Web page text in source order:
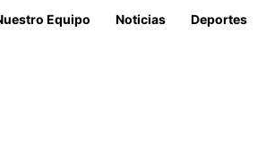
Equipo Noticias Deportes